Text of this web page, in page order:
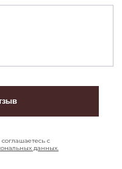
с
данных.